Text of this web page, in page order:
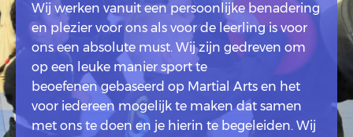
Wij werken vanuit een persoonlijke benadering
en plezier voor ons als voor de leerling is voor
ons een absolute must. Wij zijn gedreven om
op een leuke manier sport te
beoefenen gebaseerd op Martial Arts en het
voor iedereen mogelijk te maken dat samen
met ons te doen en je hierin te begeleiden. Wij